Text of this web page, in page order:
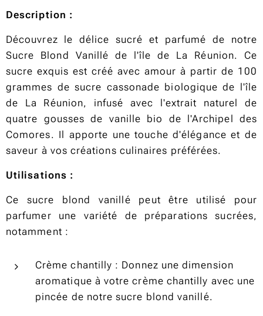
Description :
Découvrez le délice sucré et parfumé de notre
Sucre Blond Vanillé de l'île de La Réunion. Ce
sucre exquis est créé avec amour à partir de 100
grammes de sucre cassonade biologique de l'île
de La Réunion, infusé avec l'extrait naturel de
quatre gousses de vanille bio de l'Archipel des
Comores. Il apporte une touche d'élégance et de
saveur à vos créations culinaires préférées.
Utilisations :
Ce sucre blond vanillé peut être utilisé pour
parfumer une variété de préparations sucrées,
notamment :
Crème chantilly : Donnez une dimension
aromatique à votre crème chantilly avec une
pincée de notre sucre blond vanillé.